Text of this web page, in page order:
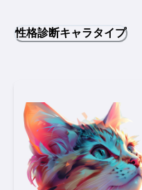
性格診断キャラタイプ